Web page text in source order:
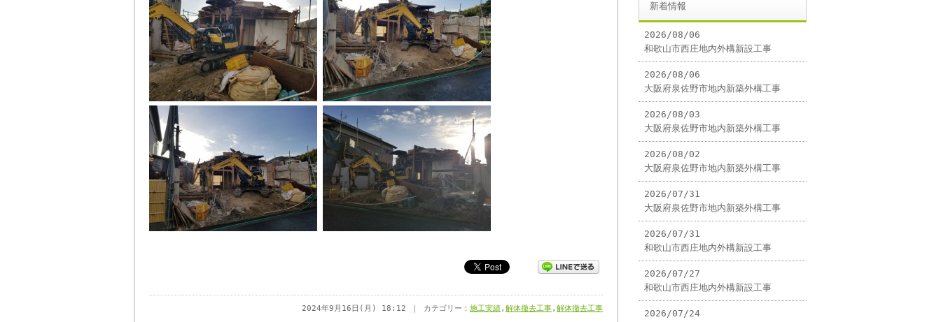
2024年9月16日(月) 18:12 ｜ カテゴリー： 施工実績, 解体撤去工事, 解体撤去工事
新着情報
2026/08/06
和歌山市西庄地内外構新設工事
2026/08/06
大阪府泉佐野市地内新築外構工事
2026/08/03
大阪府泉佐野市地内新築外構工事
2026/08/02
大阪府泉佐野市地内新築外構工事
2026/07/31
大阪府泉佐野市地内新築外構工事
2026/07/31
和歌山市西庄地内外構新設工事
2026/07/27
和歌山市西庄地内外構新設工事
2026/07/24